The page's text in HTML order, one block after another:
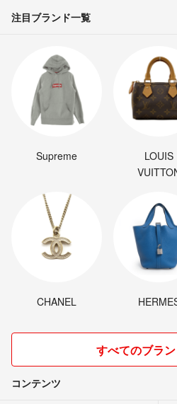
注目ブランド一覧
Supreme
LOUIS
CHANEL
すべてのブラ
コンテンツ